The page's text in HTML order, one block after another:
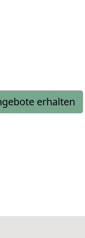
erhalten